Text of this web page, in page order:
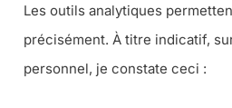
Les outils analytiques
précisément. À titre indicatif,
personnel, je constate ceci :